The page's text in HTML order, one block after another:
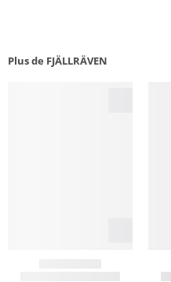
Plus de FJÄLLRÄVEN